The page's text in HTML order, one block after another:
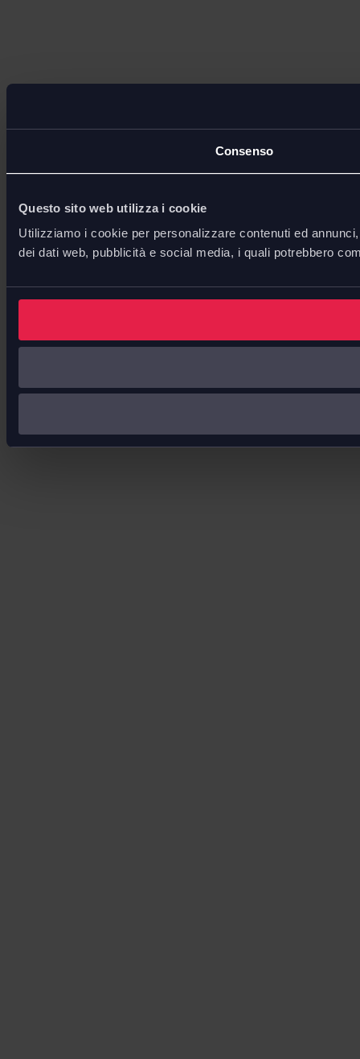
Consenso
Questo sito web utilizza i cookie
Utilizziamo i cookie per personalizzare contenuti ed
dei dati web, pubblicità e social media, i quali potrebbero